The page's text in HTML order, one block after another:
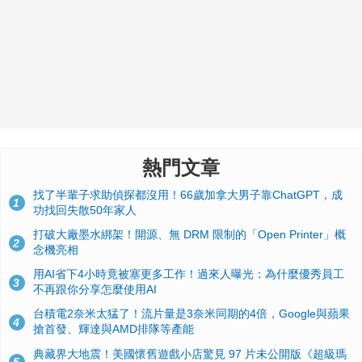
熱門文章
1
找了半輩子求助偵探都沒用！66歲加拿大男子靠ChatGPT，成
功找回失散50年家人
2
打破大廠墨水綁架！開源、無 DRM 限制的「Open Printer」概
念機亮相
3
用AI省下4小時竟被塞更多工作！過來人曝光：為什麼優秀員工
不再跟你分享怎麼使用AI
4
台積電2奈米太猛了！流片量是3奈米同期的4倍，Google與蘋果
搶首發、輝達與AMD排隊等產能
典藏界大地震！美國懷舊遊戲小店驚見 97 片未公開版《超級瑪